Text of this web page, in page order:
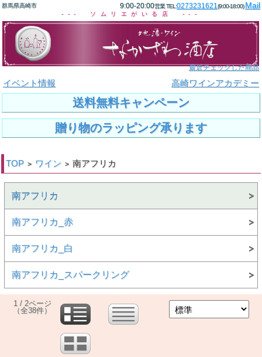
群馬県高崎市 9:00-20:00営業 TEL:0273231621(9:00-18:00)Mail
--- ソムリエがいる店 ---
最近チェックした商品
イベント情報 高崎ワインアカデミー
送料無料キャンペーン
贈り物のラッピング承ります
TOP > ワイン > 南アフリカ
南アフリカ
南アフリカ_赤
南アフリカ_白
南アフリカ_スパークリング
1 / 2ページ
（全38件）